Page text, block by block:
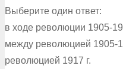
Выберите один ответ:
в ходе революции 1905-
между революцией 1905-
революцией 1917 г.